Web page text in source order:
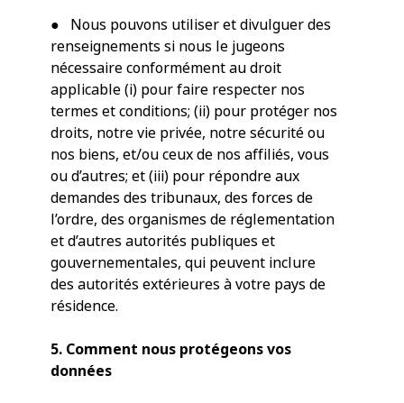
● Nous pouvons utiliser et divulguer des
renseignements si nous le jugeons
nécessaire conformément au droit
applicable (i) pour faire respecter nos
termes et conditions; (ii) pour protéger nos
droits, notre vie privée, notre sécurité ou
nos biens, et/ou ceux de nos affiliés, vous
ou d’autres; et (iii) pour répondre aux
demandes des tribunaux, des forces de
l’ordre, des organismes de réglementation
et d’autres autorités publiques et
gouvernementales, qui peuvent inclure
des autorités extérieures à votre pays de
résidence.
5. Comment nous protégeons vos
données